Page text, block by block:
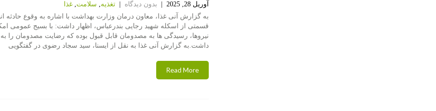
آوریل 28, 2025 بدون دیدگاه تغذیه, سلامت, غذا
به گزارش آنی غذا، معاون درمان وزارت بهداشت با اشاره به وقوع حادثه
قسمتی از اسکله شهید رجایی بندرعباس، اظهار داشت: با بسیج عمومی
نیروها، رسیدگی ها به مصدومان قابل قبول بوده که رضایت مصدومان را
داشت.به گزارش آنی غذا به نقل از ایسنا، سید سجاد رضوی در گفتگویی
Read More